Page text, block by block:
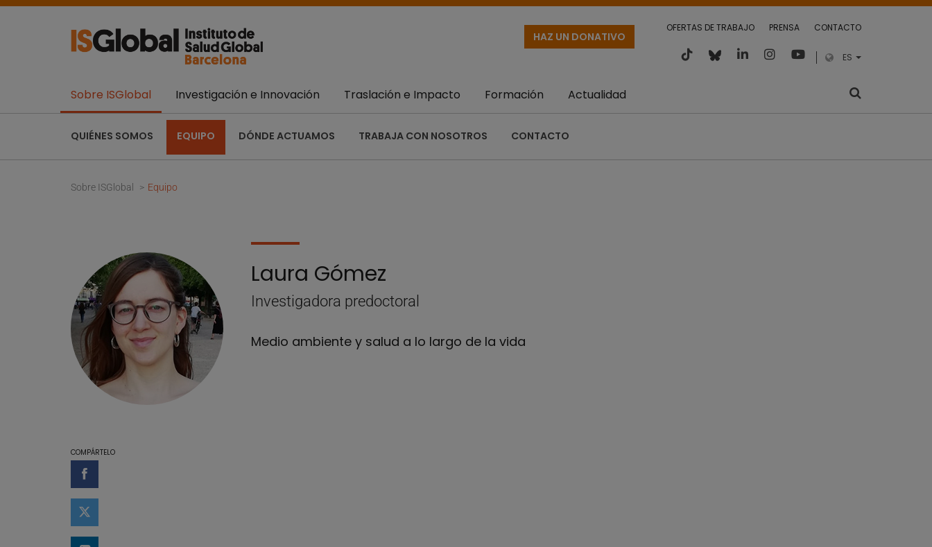
OFERTAS DE TRABAJO PRENSA CONTACTO
ES
HAZ UN DONATIVO
Sobre ISGlobal
QUIÉNES SOMOS EQUIPO DÓNDE ACTUAMOS TRABAJA CON NOSOTROS CONTACTO
Investigación e Innovación Traslación e Impacto Formación Actualidad
Sobre ISGlobal Equipo
Laura Gómez
Investigadora predoctoral
Medio ambiente y salud a lo largo de la vida
COMPÁRTELO
Compartir en Facebook
Compartir en Twitter